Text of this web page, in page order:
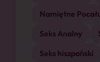
Namiętne
Seks Analny
Seks hiszpański